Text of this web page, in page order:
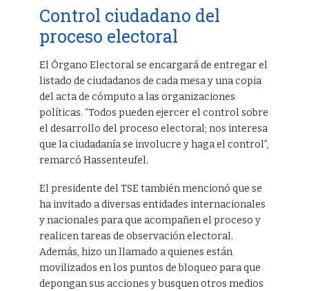
Control ciudadano del
proceso electoral
El Órgano Electoral se encargará de entregar el
listado de ciudadanos de cada mesa y una copia
del acta de cómputo a las organizaciones
políticas. “Todos pueden ejercer el control sobre
el desarrollo del proceso electoral; nos interesa
que la ciudadanía se involucre y haga el control”,
remarcó Hassenteufel.
El presidente del TSE también mencionó que se
ha invitado a diversas entidades internacionales
y nacionales para que acompañen el proceso y
realicen tareas de observación electoral.
Además, hizo un llamado a quienes están
movilizados en los puntos de bloqueo para que
depongan sus acciones y busquen otros medios